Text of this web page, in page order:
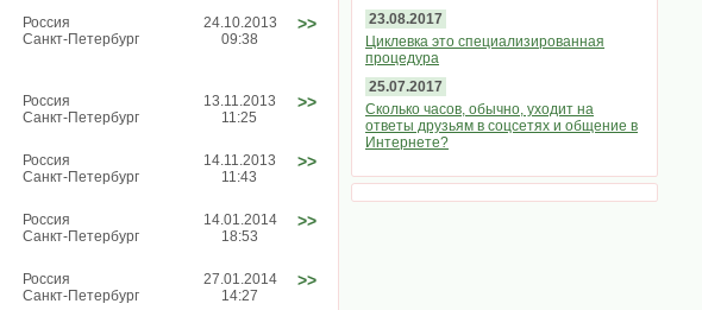
Россия
Санкт-Петербург
24.10.2013
09:38
>>
Россия
Санкт-Петербург
13.11.2013
11:25
>>
Россия
Санкт-Петербург
14.11.2013
11:43
>>
Россия
Санкт-Петербург
14.01.2014
18:53
>>
Россия
Санкт-Петербург
27.01.2014
14:27
>>
23.08.2017
Циклевка это специализированная
процедура
25.07.2017
Сколько часов, обычно, уходит на
ответы друзьям в соцсетях и общение в
Интернете?